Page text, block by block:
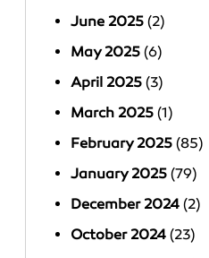
June 2025 (2)
May 2025 (6)
April 2025 (3)
March 2025 (1)
February 2025 (85)
January 2025 (79)
December 2024 (2)
October 2024 (23)